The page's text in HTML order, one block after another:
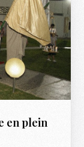
en plein